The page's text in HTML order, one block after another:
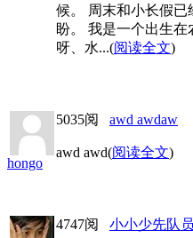
候。 周末和小长假已
盼。 我是一个出生
呀、水...(阅读全文)
hongo
5035阅 awd awdaw
awd awd(阅读全文)
4747阅 小小少先队员